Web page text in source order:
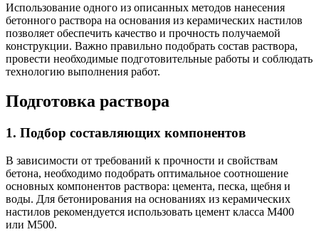
Использование одного из описанных методов нанесения
бетонного раствора на основания из керамических настилов
позволяет обеспечить качество и прочность получаемой
конструкции. Важно правильно подобрать состав раствора,
провести необходимые подготовительные работы и соблюдать
технологию выполнения работ.
Подготовка раствора
1. Подбор составляющих компонентов
В зависимости от требований к прочности и свойствам
бетона, необходимо подобрать оптимальное соотношение
основных компонентов раствора: цемента, песка, щебня и
воды. Для бетонирования на основаниях из керамических
настилов рекомендуется использовать цемент класса М400
или М500.